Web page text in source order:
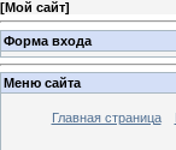
[Мой сайт]
Форма входа
Меню сайта
Главная страница